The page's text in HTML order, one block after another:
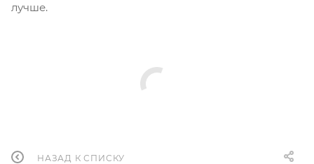
лучше.
НАЗАД К СПИСКУ